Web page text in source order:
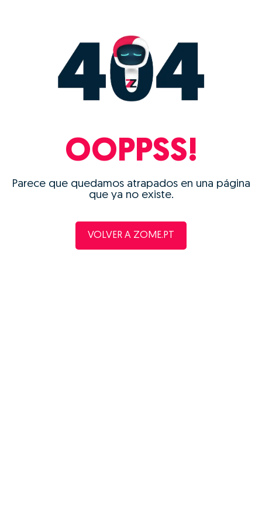
OOPPSS!
Parece que quedamos atrapados en una página
que ya no existe.
VOLVER A ZOME.PT